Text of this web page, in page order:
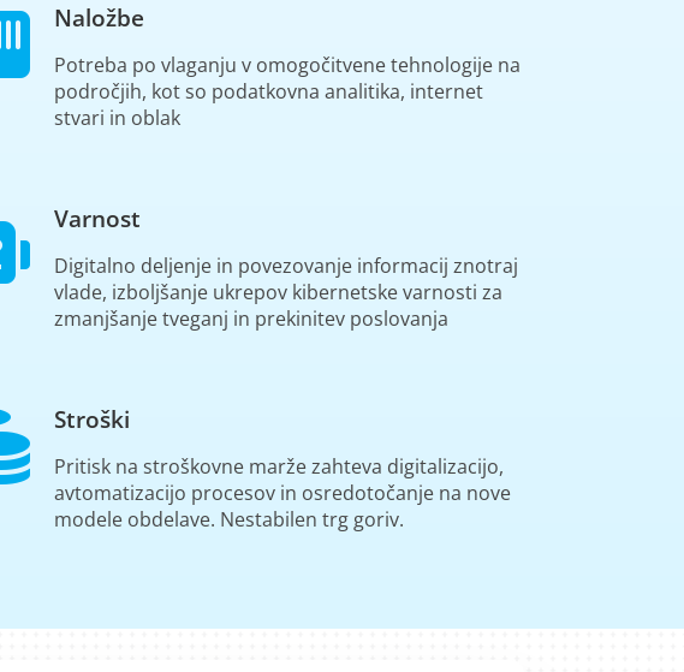
Naložbe
Potreba po vlaganju v omogočitvene tehnologije na
področjih, kot so podatkovna analitika, internet
stvari in oblak
Varnost
Digitalno deljenje in povezovanje informacij znotraj
vlade, izboljšanje ukrepov kibernetske varnosti za
zmanjšanje tveganj in prekinitev poslovanja
Stroški
Pritisk na stroškovne marže zahteva digitalizacijo,
avtomatizacijo procesov in osredotočanje na nove
modele obdelave. Nestabilen trg goriv.